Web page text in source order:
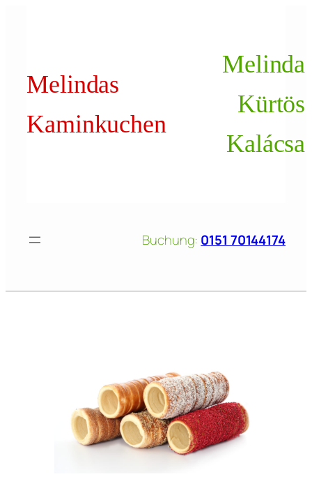
Melindas
Kaminkuchen
Melinda
Kürtös
Kalácsa
Buchung: 0151 70144174